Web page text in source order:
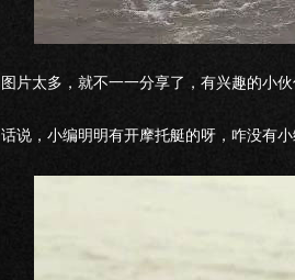
图片太多，就不一一分享了，有兴趣的小
话说，小编明明有开摩托艇的呀，咋没有